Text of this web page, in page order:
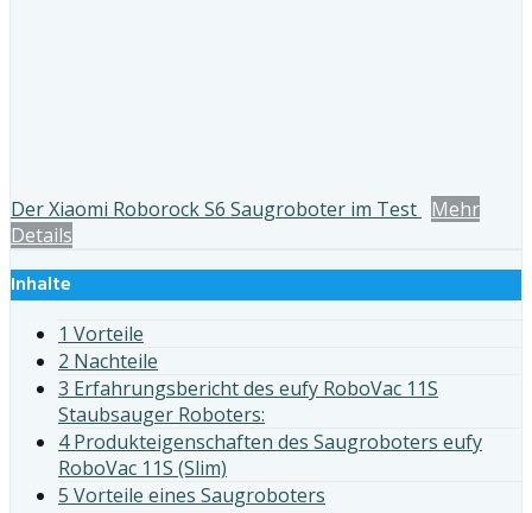
Der Xiaomi Roborock S6 Saugroboter im Test Mehr
Details
Inhalte
1 Vorteile
2 Nachteile
3 Erfahrungsbericht des eufy RoboVac 11S
Staubsauger Roboters:
4 Produkteigenschaften des Saugroboters eufy
RoboVac 11S (Slim)
5 Vorteile eines Saugroboters